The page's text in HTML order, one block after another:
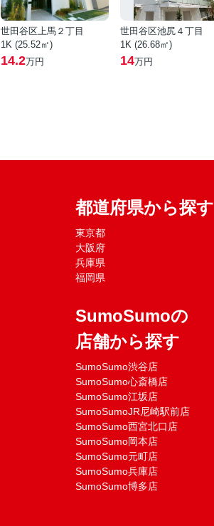
世田谷区上馬２丁目
1K (25.52㎡)
14.2万円
世田谷区池尻４丁目
1K (26.68㎡)
14万円
都道府県から探す
東京都
大阪府
兵庫県
福岡県
SumoSumoの
店舗から探す
SumoSumo渋谷店
SumoSumo心斎橋店
SumoSumo江坂店
SumoSumoJR尼崎駅前店
SumoSumo西宮北口店
SumoSumo岡本店
SumoSumo元町店
SumoSumo兵庫店
SumoSumo博多店